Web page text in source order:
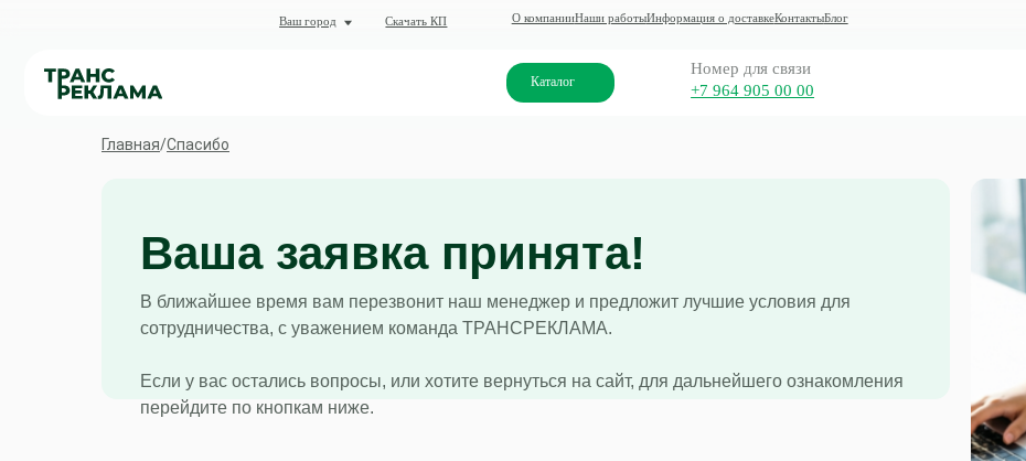
О компанииНаши работыИнформация о доставкеКонтактыБлог
Скачать КП
Ваш город
Каталог
Номер для связи
Главная/Спасибо
Ваша заявка принята!
В ближайшее время вам перезвонит наш менеджер и предложит лучшие условия для
сотрудничества, с уважением команда ТРАНСРЕКЛАМА.
Если у вас остались вопросы, или хотите вернуться на сайт, для дальнейшего ознакомления
перейдите по кнопкам ниже.